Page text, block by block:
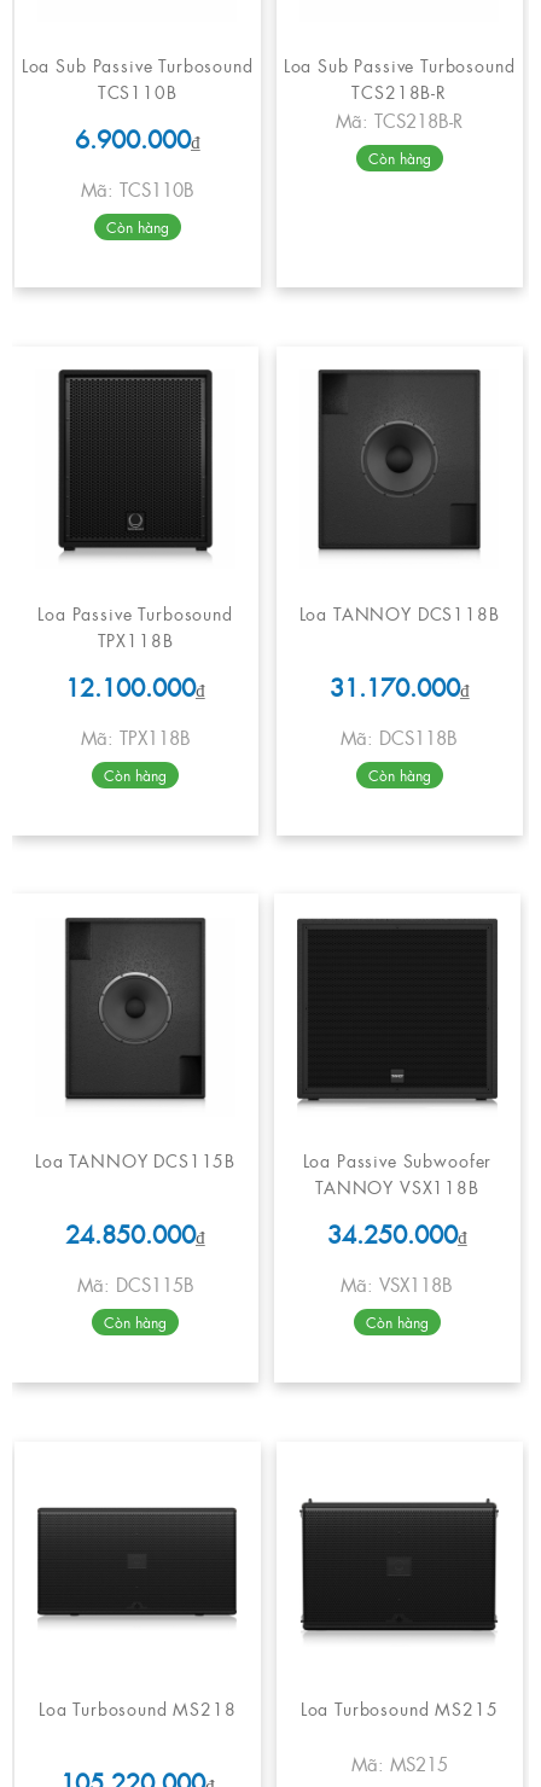
Loa Sub Passive Turbosound
TCS110B
6.900.000₫
Mã: TCS110B
Còn hàng
Loa Sub Passive Turbosound
TCS218B-R
Mã: TCS218B-R
Còn hàng
Loa Passive Turbosound
TPX118B
12.100.000₫
Mã: TPX118B
Còn hàng
Loa TANNOY DCS118B
31.170.000₫
Mã: DCS118B
Còn hàng
Loa TANNOY DCS115B
24.850.000₫
Mã: DCS115B
Còn hàng
Loa Passive Subwoofer
TANNOY VSX118B
34.250.000₫
Mã: VSX118B
Còn hàng
Loa Turbosound MS218 Loa Turbosound MS215
Mã: MS215